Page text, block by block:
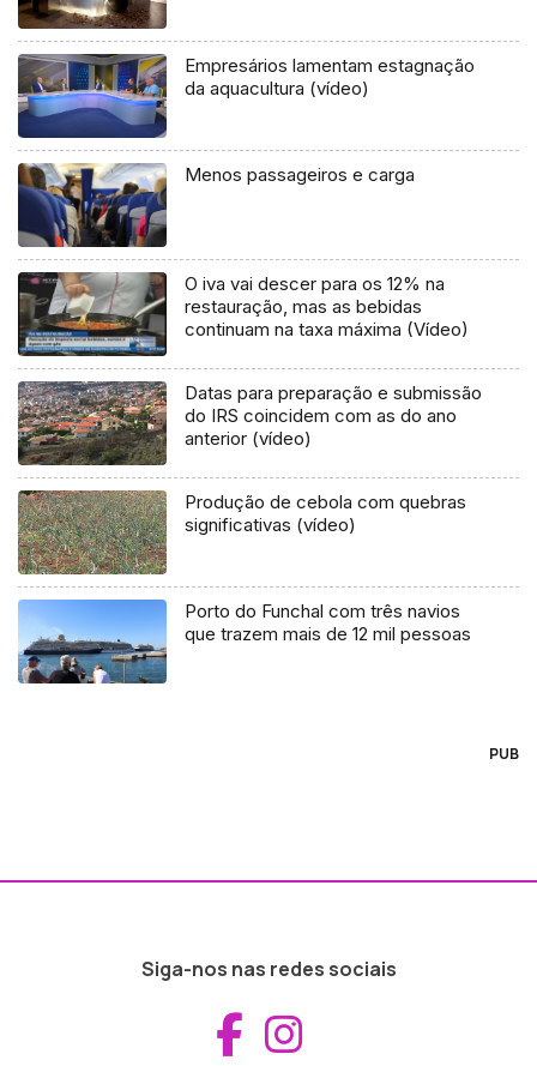
Empresários lamentam estagnação
da aquacultura (vídeo)
Menos passageiros e carga
O iva vai descer para os 12% na
restauração, mas as bebidas
continuam na taxa máxima (Vídeo)
Datas para preparação e submissão
do IRS coincidem com as do ano
anterior (vídeo)
Produção de cebola com quebras
significativas (vídeo)
Porto do Funchal com três navios
que trazem mais de 12 mil pessoas
PUB
Siga-nos nas redes sociais
Aceder ao